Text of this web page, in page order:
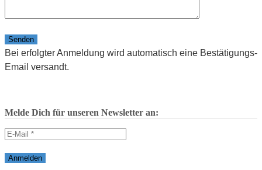
Bitte lasse dieses Feld leer.
Bei erfolgter Anmeldung wird automatisch eine Bestätigungs-
Email versandt.
Melde Dich für unseren Newsletter an: